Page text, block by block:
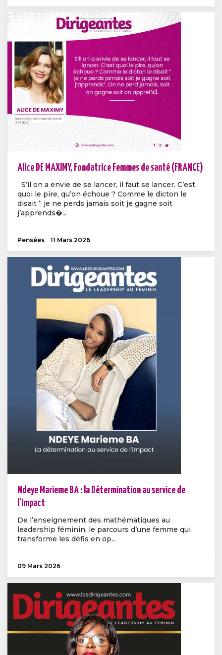
Alice DE MAXIMY, Fondatrice Femmes de santé (FRANCE)
S’il on a envie de se lancer, il faut se lancer. C’est
quoi le pire, qu’on échoue ? Comme le dicton le
disait “ je ne perds jamais soit je gagne soit
j’apprends�...
Pensées 11 Mars 2026
Ndeye Marieme BA : la Détermination au service de
l’Impact
De l’enseignement des mathématiques au
leadership féminin, le parcours d’une femme qui
transforme les défis en op...
09 Mars 2026